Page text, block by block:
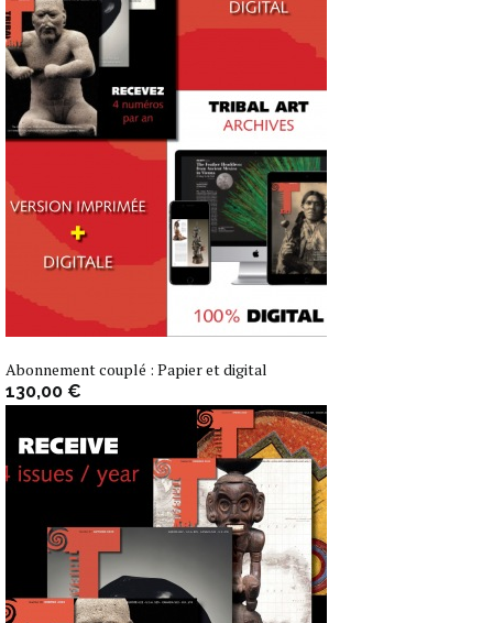
Abonnement couplé : Papier et digital
130,00 €